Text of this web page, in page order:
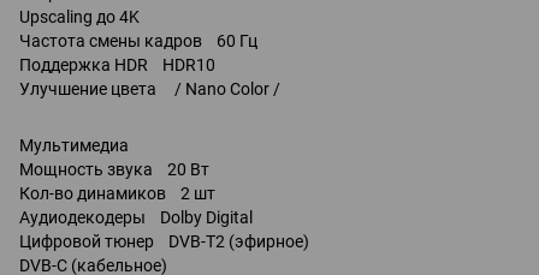
Upscaling до 4K
Частота смены кадров 60 Гц
Поддержка HDR HDR10
Улучшение цвета / Nano Color /
Мультимедиа
Мощность звука 20 Вт
Кол-во динамиков 2 шт
Аудиодекодеры Dolby Digital
Цифровой тюнер DVB-T2 (эфирное)
DVB-C (кабельное)